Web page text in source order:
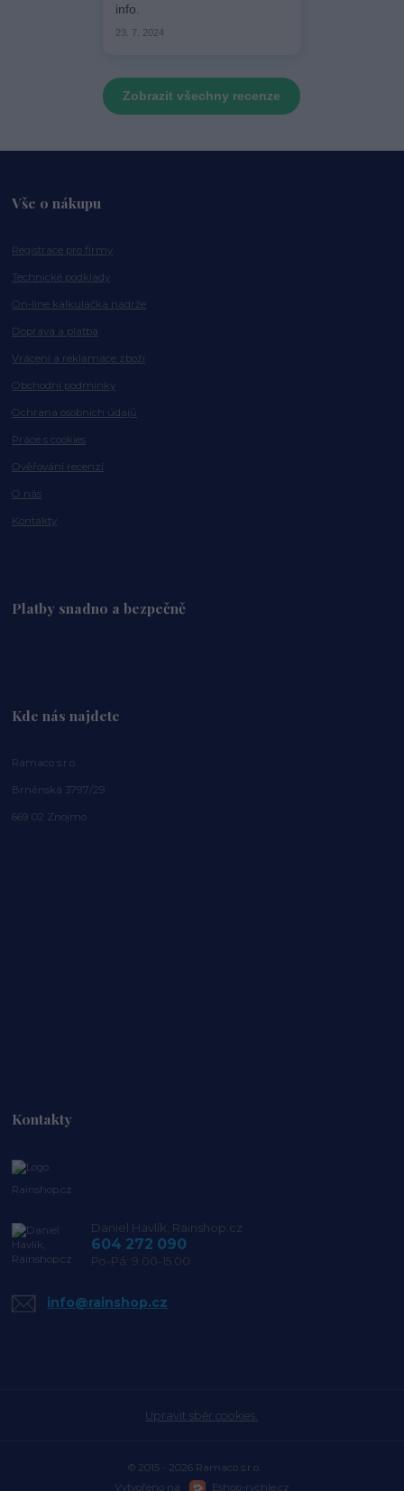
info.
23. 7. 2024
Zobrazit všechny recenze
Vše o nákupu
Registrace pro firmy
Technické podklady
On-line kalkulačka nádrže
Doprava a platba
Vrácení a reklamace zboží
Obchodní podmínky
Ochrana osobních údajů
Práce s cookies
Ověřování recenzí
O nás
Kontakty
Platby snadno a bezpečně
Kde nás najdete
Ramaco s.r.o.
Brněnská 3797/29
669 02 Znojmo
Kontakty
Rainshop.cz
Daniel Havlík, Rainshop.cz
604 272 090
Po-Pá: 9.00-15.00
info@rainshop.cz
Upravit sběr cookies.
© 2015 - 2026 Ramaco s.r.o.
Vytvořeno na
Eshop-rychle.cz